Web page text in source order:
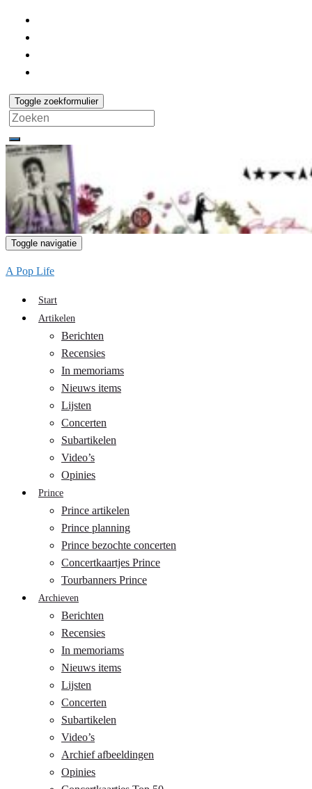
Toggle zoekformulier
Search
for:
Toggle navigatie
A Pop Life
Start
Artikelen
Berichten
Recensies
In memoriams
Nieuws items
Lijsten
Concerten
Subartikelen
Video’s
Opinies
Prince
Prince artikelen
Prince planning
Prince bezochte concerten
Concertkaartjes Prince
Tourbanners Prince
Archieven
Berichten
Recensies
In memoriams
Nieuws items
Lijsten
Concerten
Subartikelen
Video’s
Archief afbeeldingen
Opinies